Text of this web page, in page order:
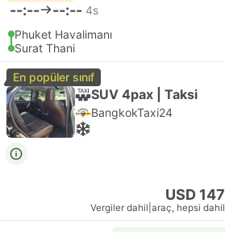
--:-- --:-- 4s
Phuket Havalimanı
Surat Thani
En popüler sınıf
SUV 4pax | Taksi
BangkokTaxi24
USD 147
Vergiler dahil araç, hepsi dahil